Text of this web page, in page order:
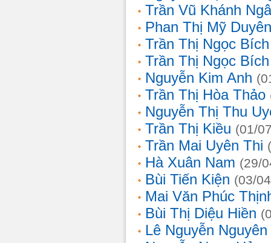
Trần Vũ Khánh
Phan Thị Mỹ Duyên
Trần Thị Ngọc Bích
Trần Thị Ngọc Bích
Nguyễn Kim Anh
Trần Thị Hòa Thảo
Nguyễn Thị Thu
Trần Thị Kiều (01/
Trần Mai Uyên Thi
Hà Xuân Nam (29/
Bùi Tiến Kiện (03/
Mai Văn Phúc
Bùi Thị Diệu Hiền
Lê Nguyễn